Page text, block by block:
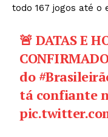
todo 167 jogos até o
🚨 DATAS E
do
tá confiante